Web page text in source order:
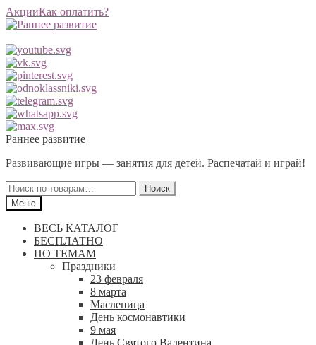
АкцииКак оплатить?
Перейти
навигации
Перейти
содержимому
Раннее развитие
Развивающие игры — занятия для детей. Распечатай и играй!
Искать:
Поиск
Меню
ВЕСЬ КАТАЛОГ
БЕСПЛАТНО
ПО ТЕМАМ
Праздники
23 февраля
8 марта
Масленица
День космонавтики
9 мая
День Святого Валентина